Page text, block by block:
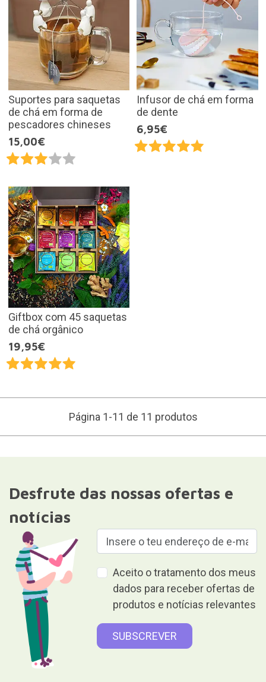
Suportes para saquetas
de chá em forma de
pescadores chineses
15,00€
Infusor de chá em forma
de dente
6,95€
Giftbox com 45 saquetas
de chá orgânico
19,95€
Página 1-11 de 11 produtos
Desfrute das nossas ofertas e
notícias
Aceito o tratamento dos meus
dados para receber ofertas de
produtos e notícias relevantes